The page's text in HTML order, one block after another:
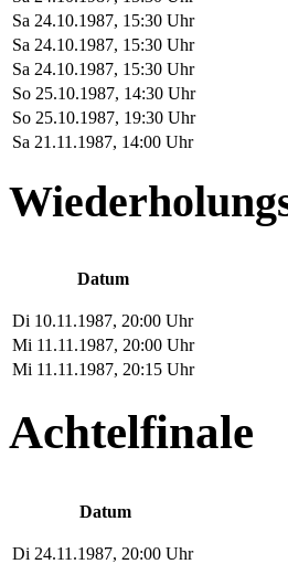
Sa 24.10.1987, 15:30 Uhr
Sa 24.10.1987, 15:30 Uhr
Sa 24.10.1987, 15:30 Uhr
So 25.10.1987, 14:30 Uhr
So 25.10.1987, 19:30 Uhr
Sa 21.11.1987, 14:00 Uhr
Datum
Di 10.11.1987, 20:00 Uhr
Mi 11.11.1987, 20:00 Uhr
Mi 11.11.1987, 20:15 Uhr
Achtelfinale
Datum
Di 24.11.1987, 20:00 Uhr